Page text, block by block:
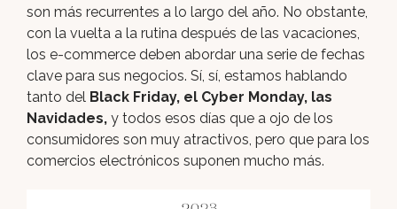
son más recurrentes a lo largo del año. No obstante,
con la vuelta a la rutina después de las vacaciones,
los e-commerce deben abordar una serie de fechas
clave para sus negocios. Sí, sí, estamos hablando
tanto del Black Friday, el Cyber Monday, las
Navidades, y todos esos días que a ojo de los
consumidores son muy atractivos, pero que para los
comercios electrónicos suponen mucho más.